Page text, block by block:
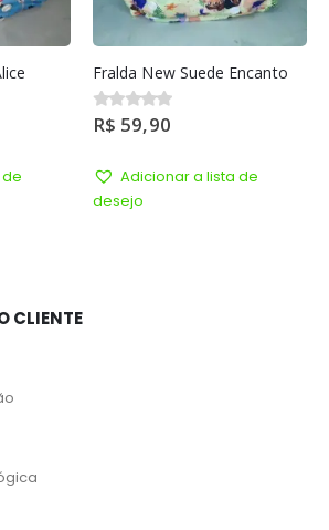
Fralda New Suede Listras
0out of 5
R$ 59,90
Adicionar a lista de
desejo
CLIENTE